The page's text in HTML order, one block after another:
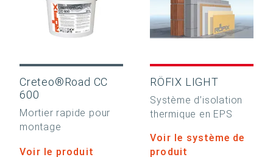
Creteo®Road CC
600
Mortier rapide pour
montage
Voir le produit
RÖFIX LIGHT
Système d’isolation
thermique en EPS
Voir le système de
produit